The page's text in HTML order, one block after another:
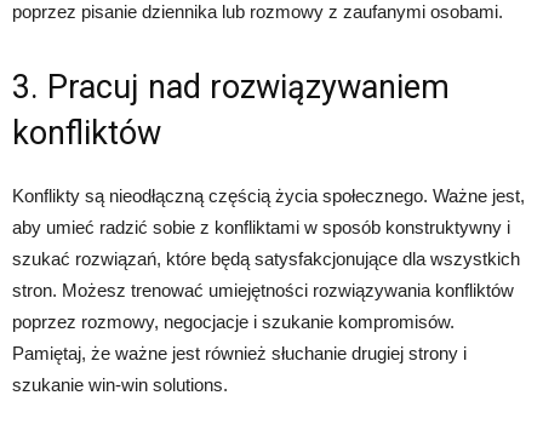
poprzez pisanie dziennika lub rozmowy z zaufanymi osobami.
3. Pracuj nad rozwiązywaniem
konfliktów
Konflikty są nieodłączną częścią życia społecznego. Ważne jest,
aby umieć radzić sobie z konfliktami w sposób konstruktywny i
szukać rozwiązań, które będą satysfakcjonujące dla wszystkich
stron. Możesz trenować umiejętności rozwiązywania konfliktów
poprzez rozmowy, negocjacje i szukanie kompromisów.
Pamiętaj, że ważne jest również słuchanie drugiej strony i
szukanie win-win solutions.